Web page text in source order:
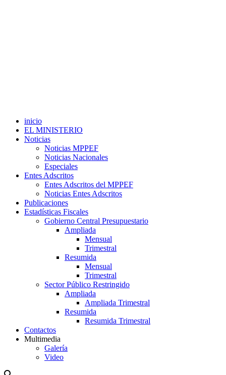
inicio
EL MINISTERIO
Noticias
Noticias MPPEF
Noticias Nacionales
Especiales
Entes Adscritos
Entes Adscritos del MPPEF
Noticias Entes Adscritos
Publicaciones
Estadísticas Fiscales
Gobierno Central Presupuestario
Ampliada
Mensual
Trimestral
Resumida
Mensual
Trimestral
Sector Público Restringido
Ampliada
Ampliada Trimestral
Resumida
Resumida Trimestral
Contactos
Multimedia
Galería
Video